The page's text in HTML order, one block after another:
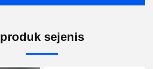
produk sejenis